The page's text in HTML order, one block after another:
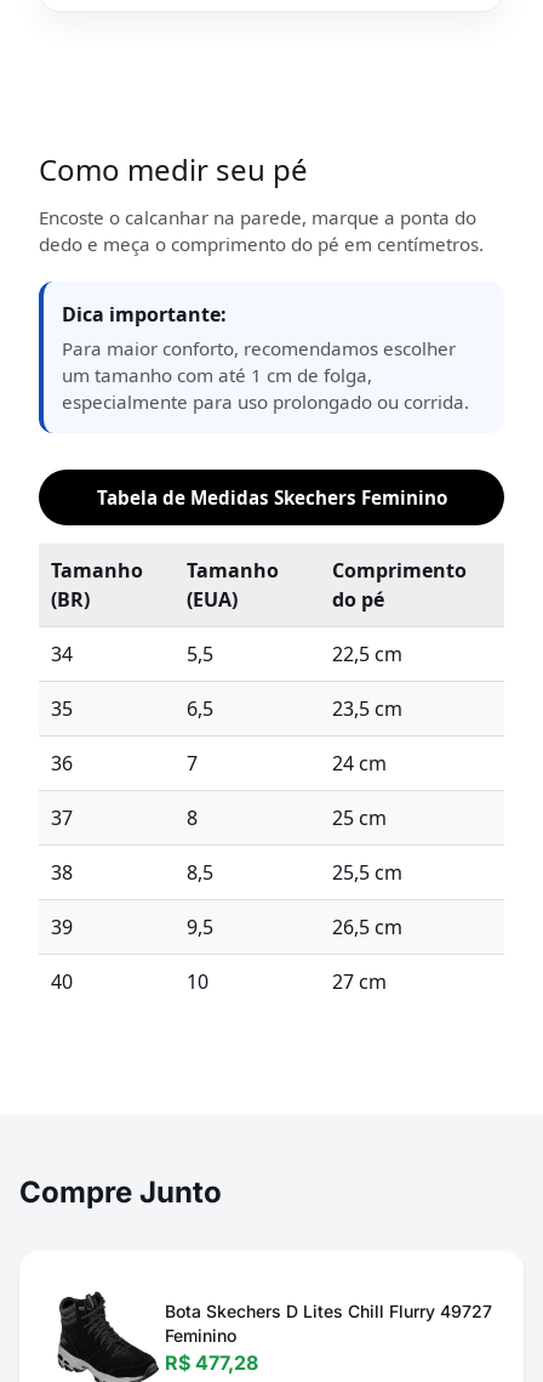
Como medir seu pé
Encoste o calcanhar na parede, marque a ponta do
dedo e meça o comprimento do pé em centímetros.
Dica importante:
Para maior conforto, recomendamos escolher
um tamanho com até 1 cm de folga,
especialmente para uso prolongado ou corrida.
Tabela de Medidas Skechers Feminino
Tamanho
(BR)
Tamanho
(EUA)
Comprimento
do pé
34 5,5 22,5 cm
35 6,5 23,5 cm
36 7 24 cm
37 8 25 cm
38 8,5 25,5 cm
39 9,5 26,5 cm
40 10 27 cm
Compre Junto
Bota Skechers D Lites Chill Flurry 49727
Feminino
R$ 477,28